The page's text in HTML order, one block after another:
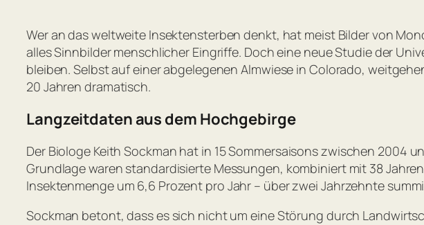
Wer an das weltweite Insektensterben denkt, hat meist Bilder von
alles Sinnbilder menschlicher Eingriffe. Doch eine neue Studie der
bleiben. Selbst auf einer abgelegenen Almwiese in Colorado,
20 Jahren dramatisch.
Langzeitdaten aus dem Hochgebirge
Der Biologe Keith Sockman hat in 15 Sommersaisons zwischen 2004
Grundlage waren standardisierte Messungen, kombiniert mit 38
Insektenmenge um 6,6 Prozent pro Jahr – über zwei Jahrzehnte
Sockman betont, dass es sich nicht um eine Störung durch